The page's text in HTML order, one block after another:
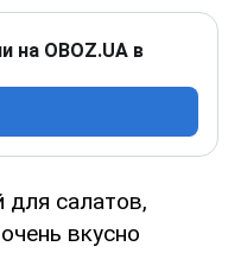
на OBOZ.UA в
салатов,
вкусно